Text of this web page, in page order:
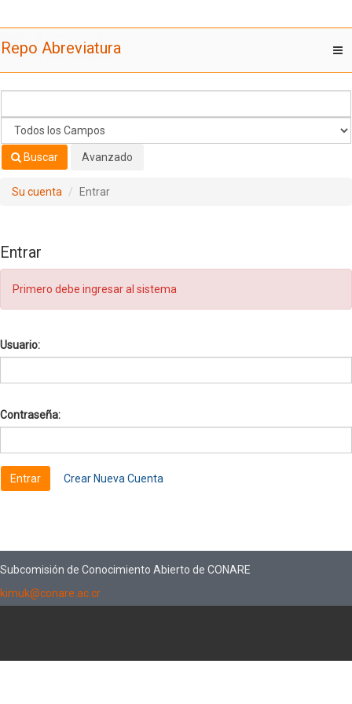
Repo Abreviatura
Buscar Avanzado
Su cuenta Entrar
Entrar
Primero debe ingresar al sistema
Usuario:
Contraseña:
Crear Nueva Cuenta
Subcomisión de Conocimiento Abierto de CONARE
kimuk@conare.ac.cr